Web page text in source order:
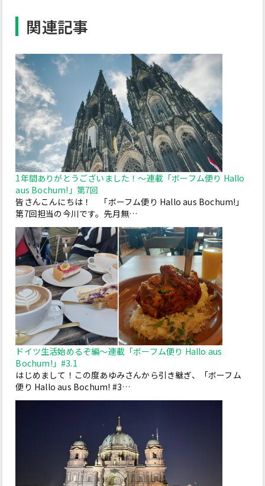
関連記事
1年間ありがとうございました！～連載「ボーフム便り Hallo
aus Bochum!」第7回
皆さんこんにちは！ 「ボーフム便り Hallo aus Bochum!」
第7回担当の今川です。先月無…
ドイツ生活始めるぞ編～連載「ボーフム便り Hallo aus
Bochum!」#3.1
はじめまして！この度あゆみさんから引き継ぎ、「ボーフム
便り Hallo aus Bochum! #3…